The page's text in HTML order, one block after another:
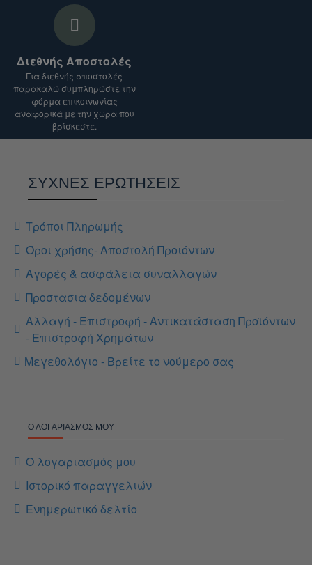
Διεθνής Αποστολές
Για διεθνής αποστολές
παρακαλώ συμπληρώστε την
φόρμα επικοινωνίας
αναφορικά με την χωρα που
βρίσκεστε.
ΣΥΧΝΕΣ ΕΡΩΤΗΣΕΙΣ
Τρόποι Πληρωμής
Όροι χρήσης- Αποστολή Προιόντων
Αγορές & ασφάλεια συναλλαγών
Προστασια δεδομένων
Αλλαγή - Επιστροφή - Αντικατάσταση Προϊόντων
- Επιστροφή Χρημάτων
Μεγεθολόγιο - Βρείτε το νούμερο σας
Ο ΛΟΓΑΡΙΑΣΜΌΣ ΜΟΥ
Ο λογαριασμός μου
Ιστορικό παραγγελιών
Ενημερωτικό δελτίο